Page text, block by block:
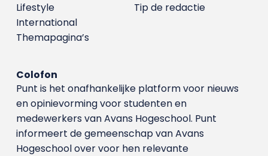
Tip de redactie
Lifestyle
International
Themapagina’s
Colofon
Punt is het onafhankelijke platform voor nieuws
en opinievorming voor studenten en
medewerkers van Avans Hoge­school. Punt
informeert de gemeenschap van Avans
Hogeschool over voor hen relevante